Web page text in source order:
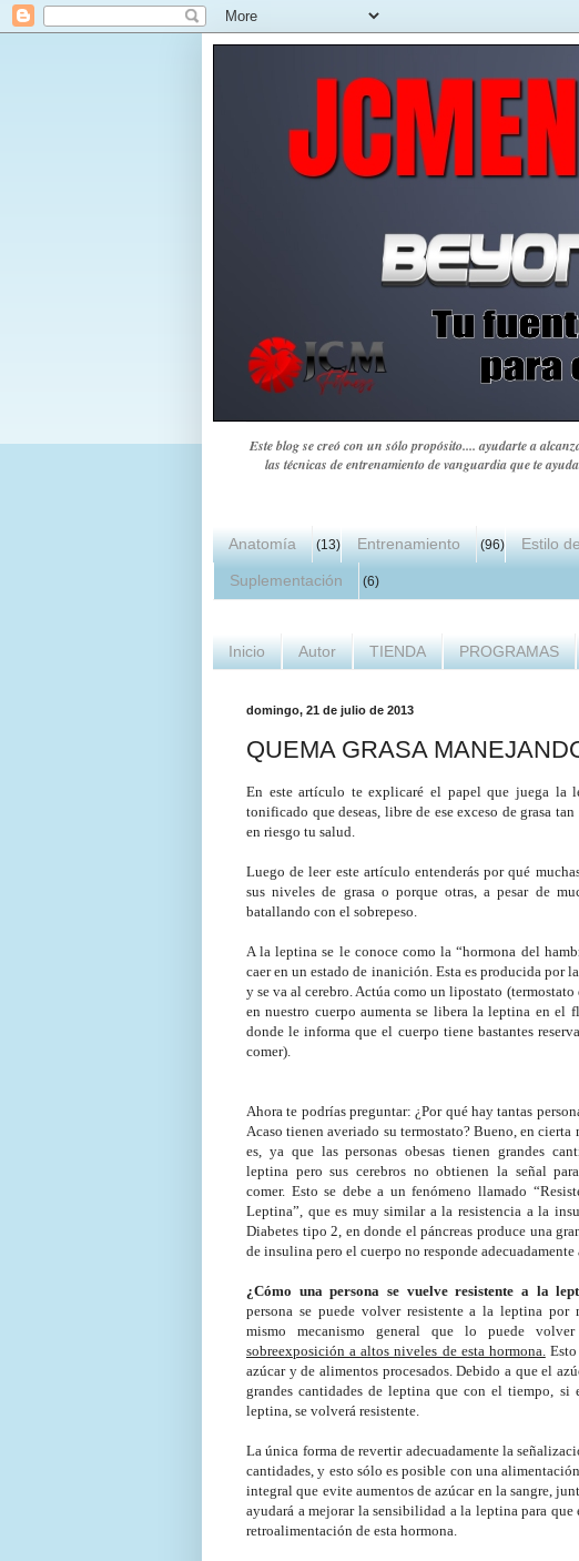
Este blog se creó con un sólo propósito.... ayudarte a
las técnicas de entrenamiento de vanguardia que te
Anatomía (13) Entrenamiento (96) Estilo
Suplementación (6)
Inicio Autor TIENDA PROGRAMAS
domingo, 21 de julio de 2013
QUEMA GRASA
En este artículo te explicaré el papel que juega la
tonificado que deseas, libre de ese exceso de grasa
en riesgo tu salud.
Luego de leer este artículo entenderás por qué
sus niveles de grasa o porque otras, a pesar de
batallando con el sobrepeso.
A la leptina se le conoce como la “hormona del
caer en un estado de inanición. Esta es producida por
y se va al cerebro. Actúa como un lipostato
en nuestro cuerpo aumenta se libera la leptina en el
donde le informa que el cuerpo tiene bastantes
comer).
Ahora te podrías preguntar: ¿Por qué hay tantas
Acaso tienen averiado su termostato? Bueno, en cierta
es, ya que las personas obesas tienen grandes
leptina pero sus cerebros no obtienen la señal
comer. Esto se debe a un fenómeno llamado
Leptina”, que es muy similar a la resistencia a la
Diabetes tipo 2, en donde el páncreas produce una
de insulina pero el cuerpo no responde adecuadamente
¿Cómo una persona se vuelve resistente a la
persona se puede volver resistente a la leptina por
mismo mecanismo general que lo puede
sobreexposición a altos niveles de esta hormona.
azúcar y de alimentos procesados. Debido a que el
grandes cantidades de leptina que con el tiempo, si
leptina, se volverá resistente.
La única forma de revertir adecuadamente la
cantidades, y esto sólo es posible con una
integral que evite aumentos de azúcar en la sangre,
ayudará a mejorar la sensibilidad a la leptina para
retroalimentación de esta hormona.